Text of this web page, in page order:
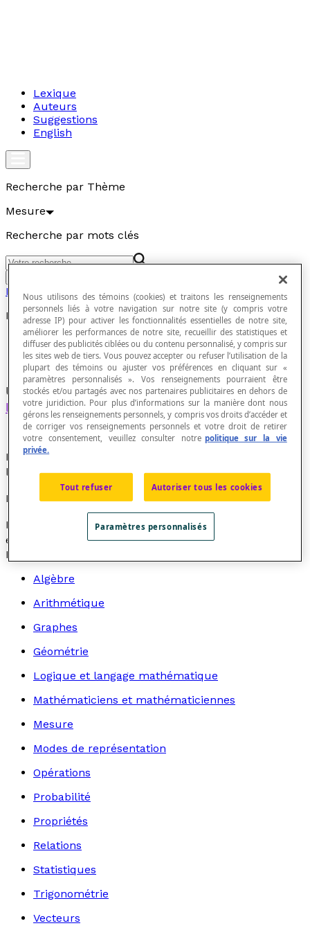
Lexique
Auteurs
Suggestions
English
Recherche par Thème
Mesure
Recherche par mots clés
Mesure
Décalitre
Unité de mesure de capacitéqui équivaut à dix
litres.
Le décalitre est un multiple de l'unité de base qui est
le
litre.
Notation
Le symbole du décalitre est « dal ». Un décalitre
équivaut à 10 litres et on écrit : 1 dal = 10 L.
Recherche par thème
Algèbre
Arithmétique
Graphes
Géométrie
Logique et langage mathématique
Mathématiciens et mathématiciennes
Mesure
Modes de représentation
Opérations
Probabilité
Propriétés
Relations
Statistiques
Trigonométrie
Vecteurs
Nous utilisons des témoins (cookies) et traitons les renseignements
personnels liés à votre navigation sur notre site (y compris votre
adresse IP) pour activer les fonctionnalités essentielles de notre site,
améliorer les performances de notre site, recueillir des statistiques et
diffuser des publicités ciblées ou du contenu personnalisé, y compris sur
les sites web de tiers. Vous pouvez accepter ou refuser l’utilisation de la
plupart des témoins ou ajuster vos préférences en cliquant sur «
paramètres personnalisés ». Vos renseignements pourraient être
stockés et/ou partagés avec nos partenaires publicitaires en dehors de
votre juridiction. Pour plus d’informations sur la manière dont nous
gérons les renseignements personnels, y compris vos droits d’accéder et
de corriger vos renseignements personnels et votre droit de retirer
votre consentement, veuillez consulter notre politique sur la vie
privée.
Tout refuser Autoriser tous les cookies
Paramètres personnalisés